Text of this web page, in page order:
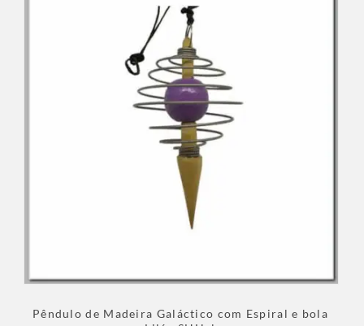
Pêndulo de Madeira Galáctico com Espiral e bola